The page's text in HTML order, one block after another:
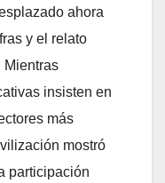
ahora
y el relato
Mientras
insisten en
más
mostró
participación